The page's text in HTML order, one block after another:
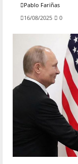
Pablo Fariñas
16/08/2025
0